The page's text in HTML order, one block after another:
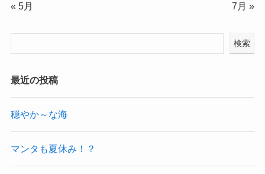
« 5月 7月 »
検索
最近の投稿
穏やか～な海
マンタも夏休み！？